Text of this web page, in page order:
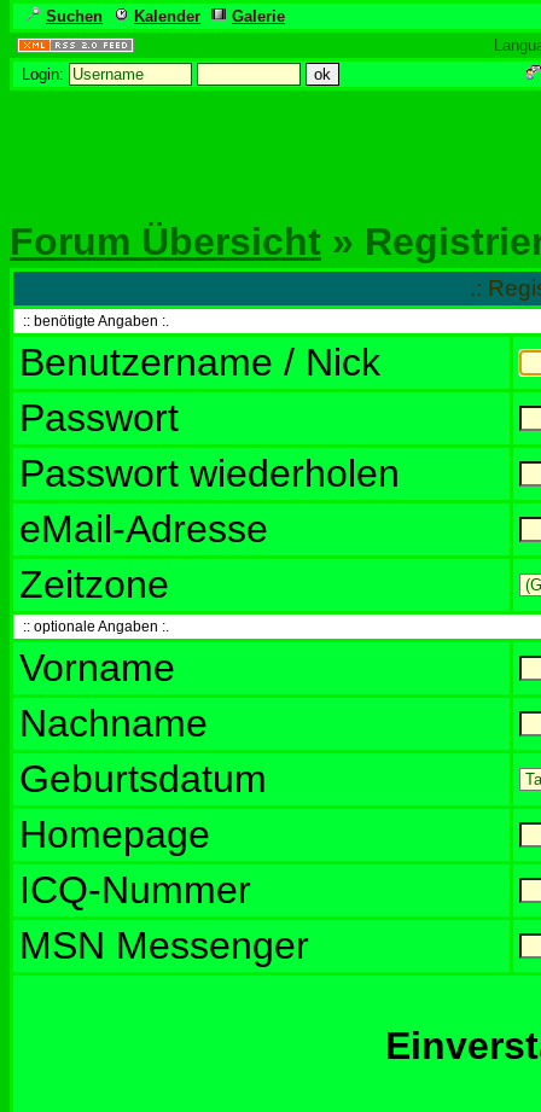
Suchen Kalender
Galerie
Login:
Forum Übersicht »
.:
:: benötigte Angaben :.
Benutzername / Nick
Passwort
Passwort wiederholen
eMail-Adresse
Zeitzone
:: optionale Angaben :.
Vorname
Nachname
Geburtsdatum
Homepage
ICQ-Nummer
MSN Messenger